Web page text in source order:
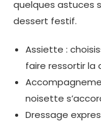
quelques astuces
dessert festif.
Assiette :
faire ressortir la
noisette
Dressage